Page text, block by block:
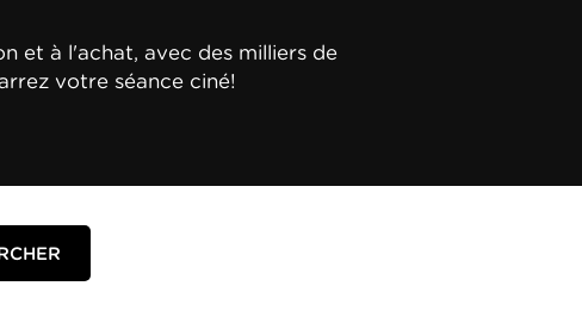
et à l'achat, avec des milliers de
votre séance ciné!